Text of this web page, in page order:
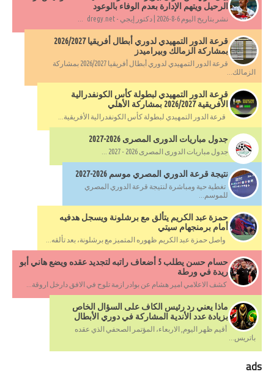
الرحيل ويتهم الإدارة بعدم الوفاء بالوعود
نشر بتاريخ اليوم 6-8-2026 | دكتور إيجي - dregy.net ...
قرعة الدور التمهيدي لدوري أبطال أفريقيا 2026/2027
بمشاركة الزمالك وبيراميدز
قرعة الدور التمهيدي لدوري أبطال أفريقيا 2026/2027 بمشاركة
الزمالك...
قرعة الدور التمهيدي لبطولة كأس الكونفدرالية
الأفريقية 2026/2027 بمشاركة الأهلي
قرعة الدور التمهيدي لبطولة كأس الكونفدرالية الأفريقية...
جدول مباريات الدورى المصرى 2026-2027
جدول مباريات الدورى المصرى 2026 - 2027 ...
نتيجة قرعة الدوري المصري موسم 2026-2027
تغطية حية ومباشرة لنتيجة قرعة الدوري المصري
للموسم...
حمزة عبد الكريم يتألق مع برشلونة ويسجل هدفيه
أمام برمنجهام سيتي
واصل حمزة عبد الكريم ظهوره المتميز مع برشلونة، بعد تألقه...
حسام حسن يطلب 5 أضعاف راتبه لتجديد عقده ويضع هاني أبو
ريدة في ورطة
كشف الاعلامي امير هشام عن بوادر ازمة تلوح في الافق دارخل اروقة...
ماذا يعني رد رئيس الكاف على السؤال الخاص
بزيادة عدد الأندية المشاركة في دوري الأبطال
أقيم ظهر اليوم, الاربعاء، المؤتمر الصحفي الذي عقده
باتريس...
ads